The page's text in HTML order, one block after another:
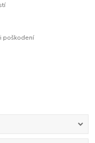
poškodení